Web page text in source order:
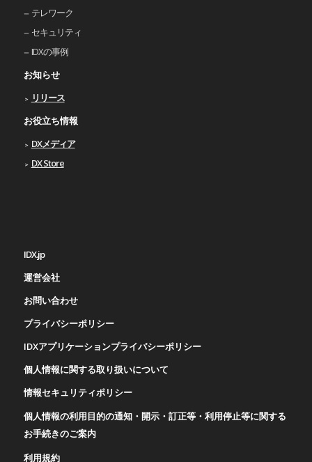
テレワーク
セキュリティ
IDXの事例
お知らせ
リリース
お役立ち情報
DXメディア
DX Store
IDX.jp
運営会社
お問い合わせ
プライバシーポリシー
IDXアプリケーションプライバシーポリシー
個人情報に関する取り扱いについて
情報セキュリティポリシー
個人情報の利用目的の通知・開示・訂正等・利用停止等に関する
お手続きのご案内
利用規約